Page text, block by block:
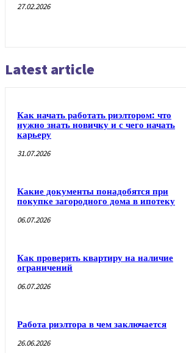
27.02.2026
Latest article
Как начать работать риэлтором: что
нужно знать новичку и с чего начать
карьеру
31.07.2026
Какие документы понадобятся при
покупке загородного дома в ипотеку
06.07.2026
Как проверить квартиру на наличие
ограничений
06.07.2026
Работа риэлтора в чем заключается
26.06.2026